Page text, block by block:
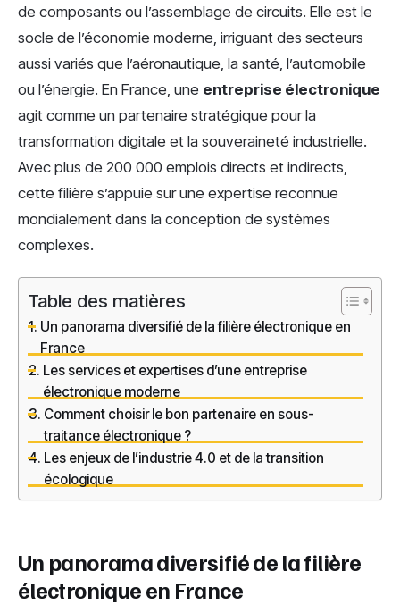
de composants ou l’assemblage de circuits. Elle est le
socle de l’économie moderne, irriguant des secteurs
aussi variés que l’aéronautique, la santé, l’automobile
ou l’énergie. En France, une entreprise électronique
agit comme un partenaire stratégique pour la
transformation digitale et la souveraineté industrielle.
Avec plus de 200 000 emplois directs et indirects,
cette filière s’appuie sur une expertise reconnue
mondialement dans la conception de systèmes
complexes.
Table des matières
Un panorama diversifié de la filière électronique en
France
Les services et expertises d’une entreprise
électronique moderne
Comment choisir le bon partenaire en sous-
traitance électronique ?
Les enjeux de l’industrie 4.0 et de la transition
écologique
Un panorama diversifié de la filière
électronique en France